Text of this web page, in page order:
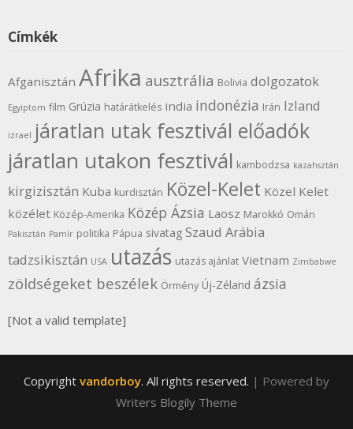
Címkék
Afganisztán Afrika ausztrália Bolivia dolgozatok
Egyiptom film Grúzia határátkelés india indonézia Irán Izland
izrael járatlan utak fesztivál előadók
járatlan utakon fesztivál kambodzsa kazahsztán
kirgizisztán Kuba kurdisztán Közel-Kelet Közel Kelet
közélet Közép-Amerika Közép Ázsia Laosz Marokkó Omán
Pakisztán Pamír politika Pápua sivatag Szaud Arábia
tadzsikisztán USA utazás utazás ajánlat Vietnam Zimbabwe
zöldségeket beszélek Örmény Új-Zéland ázsia
[Not a valid template]
Copyright vandorboy. All rights reserved. | Powered by
Writers Blogily Theme